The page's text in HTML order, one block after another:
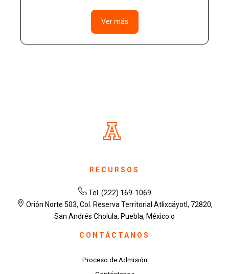
Ver más
RECURSOS
Tel. (222) 169-1069
Orión Norte 503, Col. Reserva Territorial Atlixcáyotl, 72820,
San Andrés Cholula, Puebla, México.o
CONTÁCTANOS
Proceso de Admisión